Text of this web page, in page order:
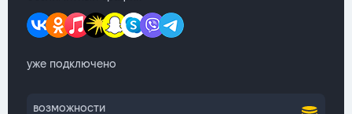
уже подключено
возможности